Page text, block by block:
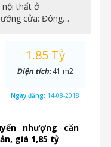
nội thất ở
cửa: Đông…
nhượng căn
giá 1,85 tỷ
1.85 Tỷ
Diện tích:41 m2
Ngày đăng: 14-08-2018